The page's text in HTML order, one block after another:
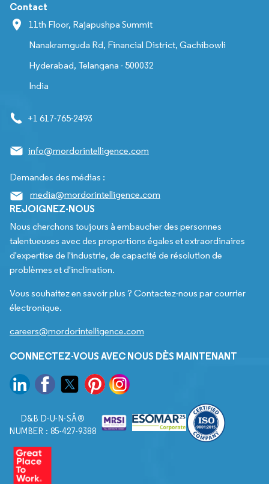
Contact
11th Floor, Rajapushpa Summit
Nanakramguda Rd, Financial District, Gachibowli
Hyderabad, Telangana - 500032
India
+1 617-765-2493
info@mordorintelligence.com
Demandes des médias :
media@mordorintelligence.com
REJOIGNEZ-NOUS
Nous cherchons toujours à embaucher des personnes
talentueuses avec des proportions égales et extraordinaires
d'expertise de l'industrie, de capacité de résolution de
problèmes et d'inclination.
Vous souhaitez en savoir plus ? Contactez-nous par courrier
électronique.
careers@mordorintelligence.com
CONNECTEZ-VOUS AVEC NOUS DÈS MAINTENANT
D&B D-U-N-SÂ®
NUMBER : 85-427-9388